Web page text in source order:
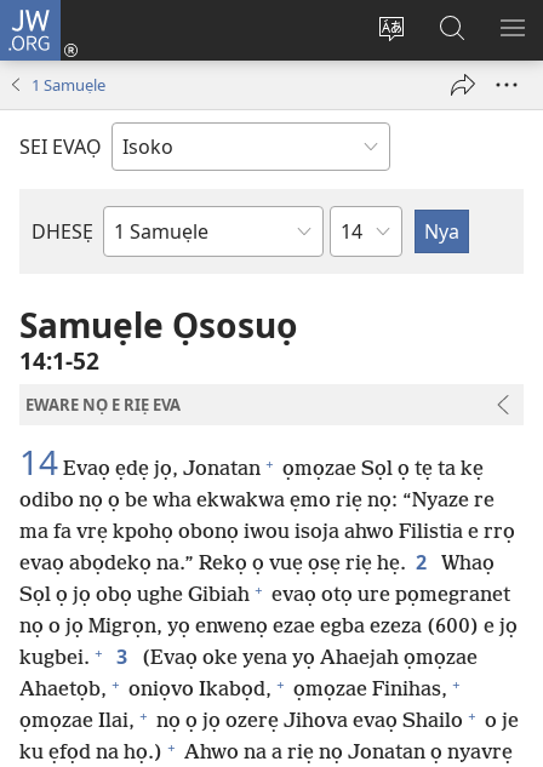
JW.ORG
Nwene
Ro
Eva
window)
Gwọlọ
JW.ORG
1 Samuẹle
SEI EVAỌ
DHESẸ
Ebe
Uzou
Samuẹle Ọsosuọ
14:1-52
EWARE NỌ E RIẸ EVA
14 Evaọ ẹdẹ jọ, Jonatan + ọmọzae Sọl ọ tẹ ta kẹ
odibo nọ ọ be wha ekwakwa ẹmo riẹ nọ: “Nyaze re
ma fa vrẹ kpohọ obonọ iwou isoja ahwo Filistia e rrọ
evaọ abọdekọ na.” Rekọ ọ vuẹ ọsẹ riẹ hẹ. 2
Whaọ
Sọl ọ jọ obọ ughe Gibiah + evaọ otọ ure pọmegranet
nọ o jọ Migrọn, yọ enwenọ ezae egba ezeza (600) e jọ
kugbei. + 3
(Evaọ oke yena yọ Ahaejah ọmọzae
Ahaetọb, + oniọvo Ikabọd, + ọmọzae Finihas, +
ọmọzae Ilai, + nọ ọ jọ ozerẹ Jihova evaọ Shailo + o je
ku ẹfọd na họ.) + Ahwo na a riẹ nọ Jonatan ọ nyavrẹ